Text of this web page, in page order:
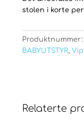
stolen i korte
Produktnummer:
BABYUTSTYR,
Relaterte